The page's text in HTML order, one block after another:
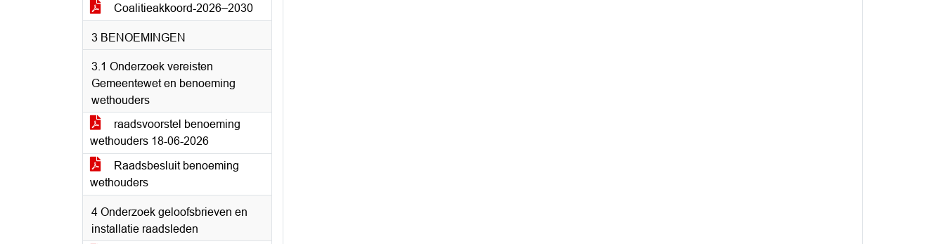
Coalitieakkoord-2026–2030
3 BENOEMINGEN
3.1 Onderzoek vereisten
Gemeentewet en benoeming
wethouders
raadsvoorstel benoeming
wethouders 18-06-2026
Raadsbesluit benoeming
wethouders
4 Onderzoek geloofsbrieven en
installatie raadsleden